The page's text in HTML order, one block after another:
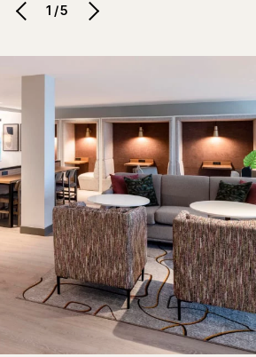
1/5